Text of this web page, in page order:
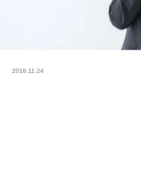
2018.11.24